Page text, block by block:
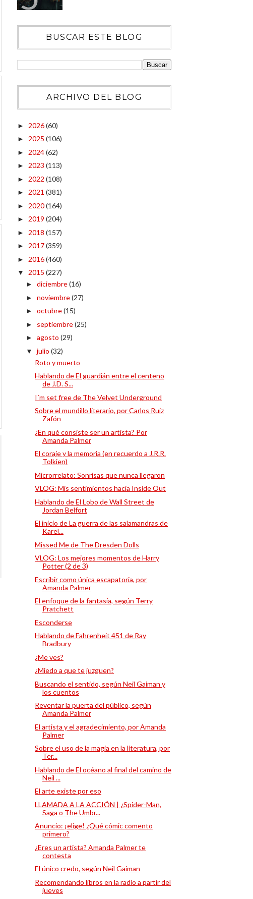
BUSCAR ESTE BLOG
ARCHIVO DEL BLOG
► 2026(60)
► 2025 (106)
► 2024(62)
► 2023 (113)
► 2022 (108)
► 2021 (381)
► 2020(164)
► 2019 (204)
► 2018 (157)
► 2017(359)
► 2016(460)
▼ 2015 (227)
► diciembre(16)
► noviembre(27)
► octubre(15)
► septiembre(25)
► agosto (29)
▼ julio (32)
Roto y muerto
Hablando de El guardián entre el centeno
de J.D. S...
I´m set free de The Velvet Underground
Sobre el mundillo literario, por Carlos Ruiz
Zafón
¿En qué consiste ser un artista? Por
Amanda Palmer
El coraje y la memoria (en recuerdo a J.R.R.
Tolkien)
Microrrelato: Sonrisas que nunca llegaron
VLOG: Mis sentimientos hacia Inside Out
Hablando de El Lobo de Wall Street de
Jordan Belfort
El inicio de La guerra de las salamandras de
Karel...
Missed Me de The Dresden Dolls
VLOG: Los mejores momentos de Harry
Potter (2 de 3)
Escribir como única escapatoria, por
Amanda Palmer
El enfoque de la fantasía, según Terry
Pratchett
Esconderse
Hablando de Fahrenheit 451 de Ray
Bradbury
¿Me ves?
¿Miedo a que te juzguen?
Buscando el sentido, según Neil Gaiman y
los cuentos
Reventar la puerta del público, según
Amanda Palmer
El artista y el agradecimiento, por Amanda
Palmer
Sobre el uso de la magia en la literatura, por
Ter...
Hablando de El océano al final del camino de
Neil ...
El arte existe por eso
LLAMADA A LA ACCIÓN | ¿Spider-Man,
Saga o The Umbr...
Anuncio: ¡elige! ¿Qué cómic comento
primero?
¿Eres un artista? Amanda Palmer te
contesta
El único credo, según Neil Gaiman
Recomendando libros en la radio a partir del
jueves